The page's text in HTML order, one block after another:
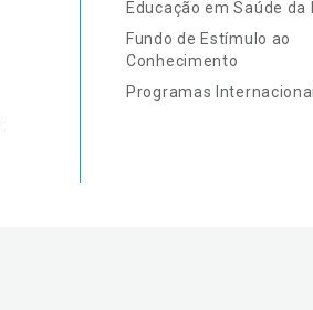
Educação em Saúde da
Fundo de Estímulo ao
Conhecimento
Programas